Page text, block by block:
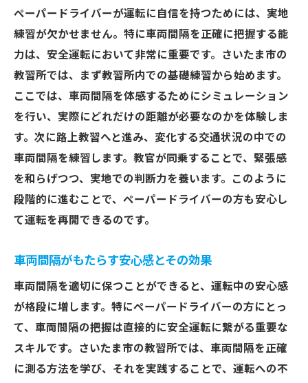
ペーパードライバーが運転に自信を持つためには、実地
練習が欠かせません。特に車両間隔を正確に把握する能
力は、安全運転において非常に重要です。さいたま市の
教習所では、まず教習所内での基礎練習から始めます。
ここでは、車両間隔を体感するためにシミュレーション
を行い、実際にどれだけの距離が必要なのかを体験しま
す。次に路上教習へと進み、変化する交通状況の中での
車両間隔を練習します。教官が同乗することで、緊張感
を和らげつつ、実地での判断力を養います。このように
段階的に進むことで、ペーパードライバーの方も安心し
て運転を再開できるのです。
車両間隔がもたらす安心感とその効果
車両間隔を適切に保つことができると、運転中の安心感
が格段に増します。特にペーパードライバーの方にとっ
て、車両間隔の把握は直接的に安全運転に繋がる重要な
スキルです。さいたま市の教習所では、車両間隔を正確
に測る方法を学び、それを実践することで、運転への不